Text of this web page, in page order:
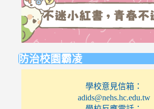
防治校園霸凌
學校意見信箱：
adids@nehs.hc.edu.tw